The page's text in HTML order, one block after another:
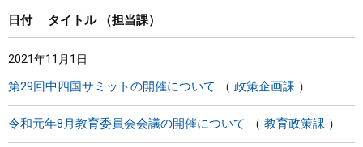
しごと・産業・観光
県政情報
日付 タイトル 担当課
2021年11月1日
第29回中四国サミットの開催について 政策企画課
令和元年8月教育委員会会議の開催について 教育政策課